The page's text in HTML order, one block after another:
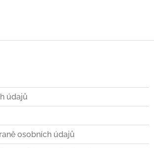
údajů
osobních údajů